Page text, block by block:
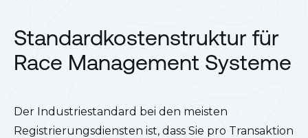
Standardkostenstruktur für
Race Management Systeme
Der Industriestandard bei den meisten
Registrierungsdiensten ist, dass Sie pro Transaktion